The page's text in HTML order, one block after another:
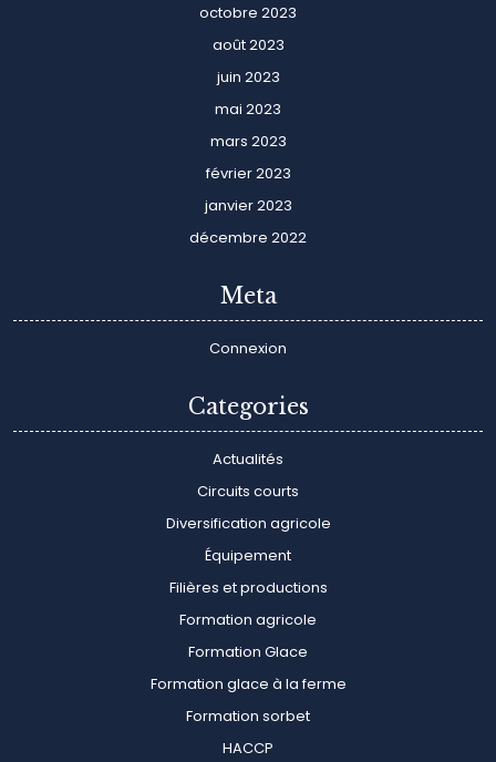
octobre 2023
août 2023
juin 2023
mai 2023
mars 2023
février 2023
janvier 2023
décembre 2022
Meta
Connexion
Categories
Actualités
Circuits courts
Diversification agricole
Équipement
Filières et productions
Formation agricole
Formation Glace
Formation glace à la ferme
Formation sorbet
HACCP